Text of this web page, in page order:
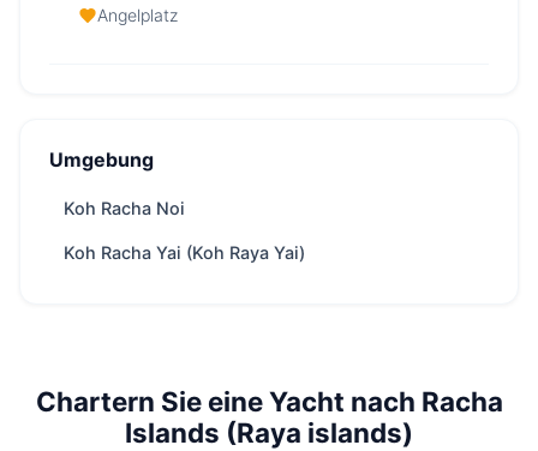
Angelplatz
Ab
Region
abhängig von Bootsgeschwindigkeit, ca.
40 Minuten from Phuket
for
Schnorcheln · Kajakfahren ·
Atemberaubende Sonnenuntergänge ·
Umgebung
Koh Racha Noi
Koh Racha Yai (Koh Raya Yai)
Chartern Sie eine Yacht nach Racha
Islands (Raya islands)